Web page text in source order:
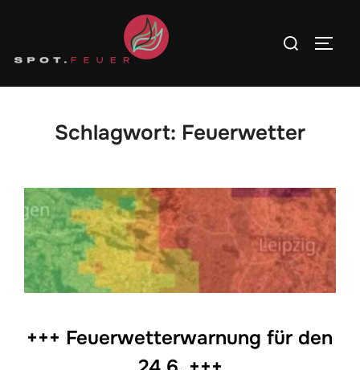
springen
Suchen
Schlagwort: Feuerwetter
+++ Feuerwetterwarnung für den